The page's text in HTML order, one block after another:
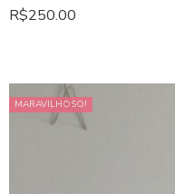
R$250.00
MARAVILHOSO!